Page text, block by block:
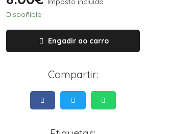
Dispoñible
Engadir ao carro
Compartir: